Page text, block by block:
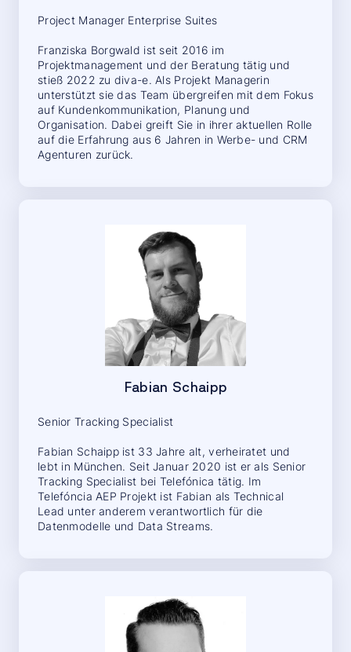
Project Manager Enterprise Suites
Franziska Borgwald ist seit 2016 im
Projektmanagement und der Beratung tätig und
stieß 2022 zu diva-e. Als Projekt Managerin
unterstützt sie das Team übergreifen mit dem Fokus
auf Kundenkommunikation, Planung und
Organisation. Dabei greift Sie in ihrer aktuellen Rolle
auf die Erfahrung aus 6 Jahren in Werbe- und CRM
Agenturen zurück.
Fabian Schaipp
Senior Tracking Specialist
Fabian Schaipp ist 33 Jahre alt, verheiratet und
lebt in München. Seit Januar 2020 ist er als Senior
Tracking Specialist bei Telefónica tätig. Im
Telefóncia AEP Projekt ist Fabian als Technical
Lead unter anderem verantwortlich für die
Datenmodelle und Data Streams.